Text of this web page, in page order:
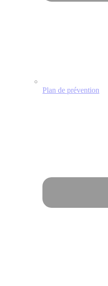
Plan de prévention